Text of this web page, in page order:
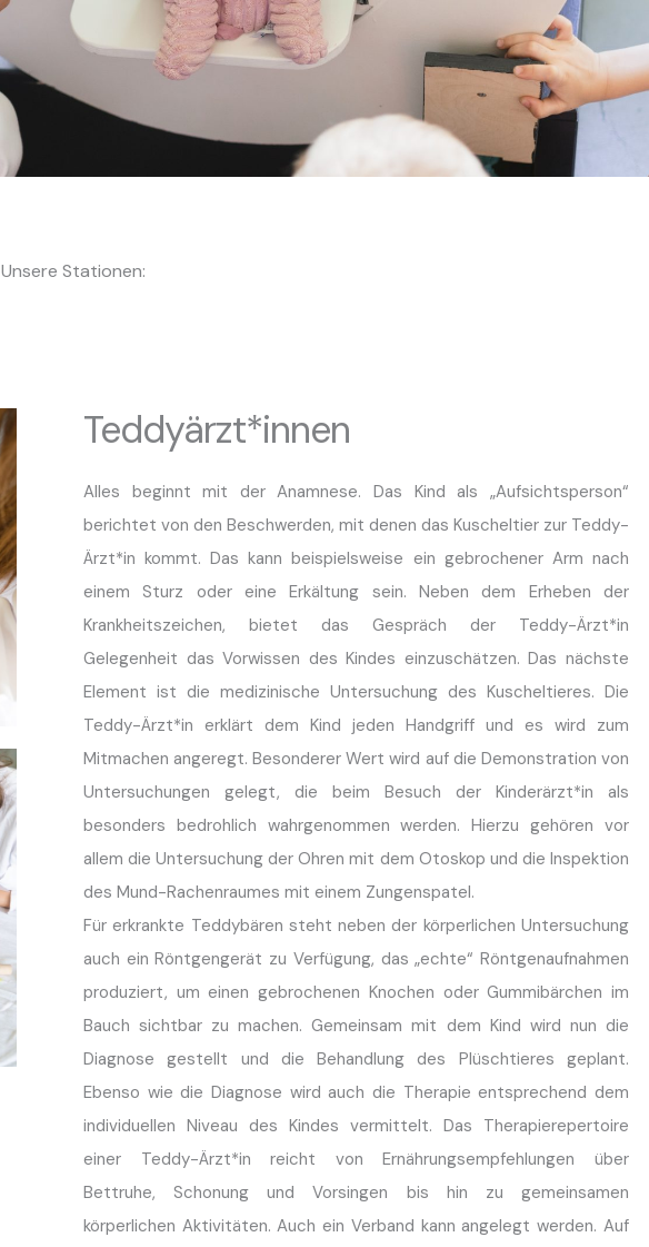
Unsere Stationen:
Teddyärzt*innen
Alles beginnt mit der Anamnese. Das Kind als „Aufsichtsperson“
berichtet von den Beschwerden, mit denen das Kuscheltier zur Teddy-
Ärzt*in kommt. Das kann beispielsweise ein gebrochener Arm nach
einem Sturz oder eine Erkältung sein. Neben dem Erheben der
Krankheitszeichen, bietet das Gespräch der Teddy-Ärzt*in
Gelegenheit das Vorwissen des Kindes einzuschätzen. Das nächste
Element ist die medizinische Untersuchung des Kuscheltieres. Die
Teddy-Ärzt*in erklärt dem Kind jeden Handgriff und es wird zum
Mitmachen angeregt. Besonderer Wert wird auf die Demonstration von
Untersuchungen gelegt, die beim Besuch der Kinderärzt*in als
besonders bedrohlich wahrgenommen werden. Hierzu gehören vor
allem die Untersuchung der Ohren mit dem Otoskop und die Inspektion
des Mund-Rachenraumes mit einem Zungenspatel.
Für erkrankte Teddybären steht neben der körperlichen Untersuchung
auch ein Röntgengerät zu Verfügung, das „echte“ Röntgenaufnahmen
produziert, um einen gebrochenen Knochen oder Gummibärchen im
Bauch sichtbar zu machen. Gemeinsam mit dem Kind wird nun die
Diagnose gestellt und die Behandlung des Plüschtieres geplant.
Ebenso wie die Diagnose wird auch die Therapie entsprechend dem
individuellen Niveau des Kindes vermittelt. Das Therapierepertoire
einer Teddy-Ärzt*in reicht von Ernährungsempfehlungen über
Bettruhe, Schonung und Vorsingen bis hin zu gemeinsamen
körperlichen Aktivitäten. Auch ein Verband kann angelegt werden. Auf